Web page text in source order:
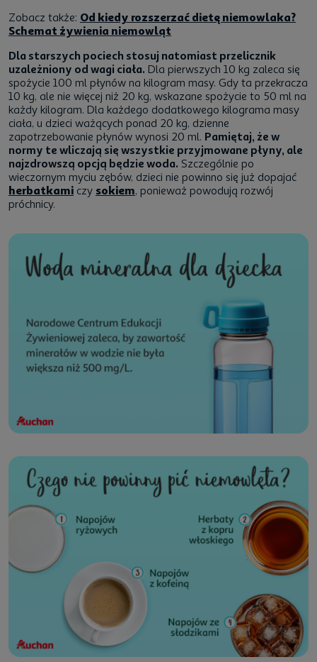
Zobacz także: Od kiedy rozszerzać dietę niemowlaka?
Schemat żywienia niemowląt
Dla starszych pociech stosuj natomiast przelicznik
uzależniony od wagi ciała. Dla pierwszych 10 kg zaleca się
spożycie 100 ml płynów na kilogram masy. Gdy ta przekracza
10 kg, ale nie więcej niż 20 kg, wskazane spożycie to 50 ml na
każdy kilogram. Dla każdego dodatkowego kilograma masy
ciała, u dzieci ważących ponad 20 kg, dzienne
zapotrzebowanie płynów wynosi 20 ml. Pamiętaj, że w
normy te wliczają się wszystkie przyjmowane płyny, ale
najzdrowszą opcją będzie woda. Szczególnie po
wieczornym myciu zębów, dzieci nie powinno się już dopajać
herbatkami czy sokiem, ponieważ powodują rozwój
próchnicy.